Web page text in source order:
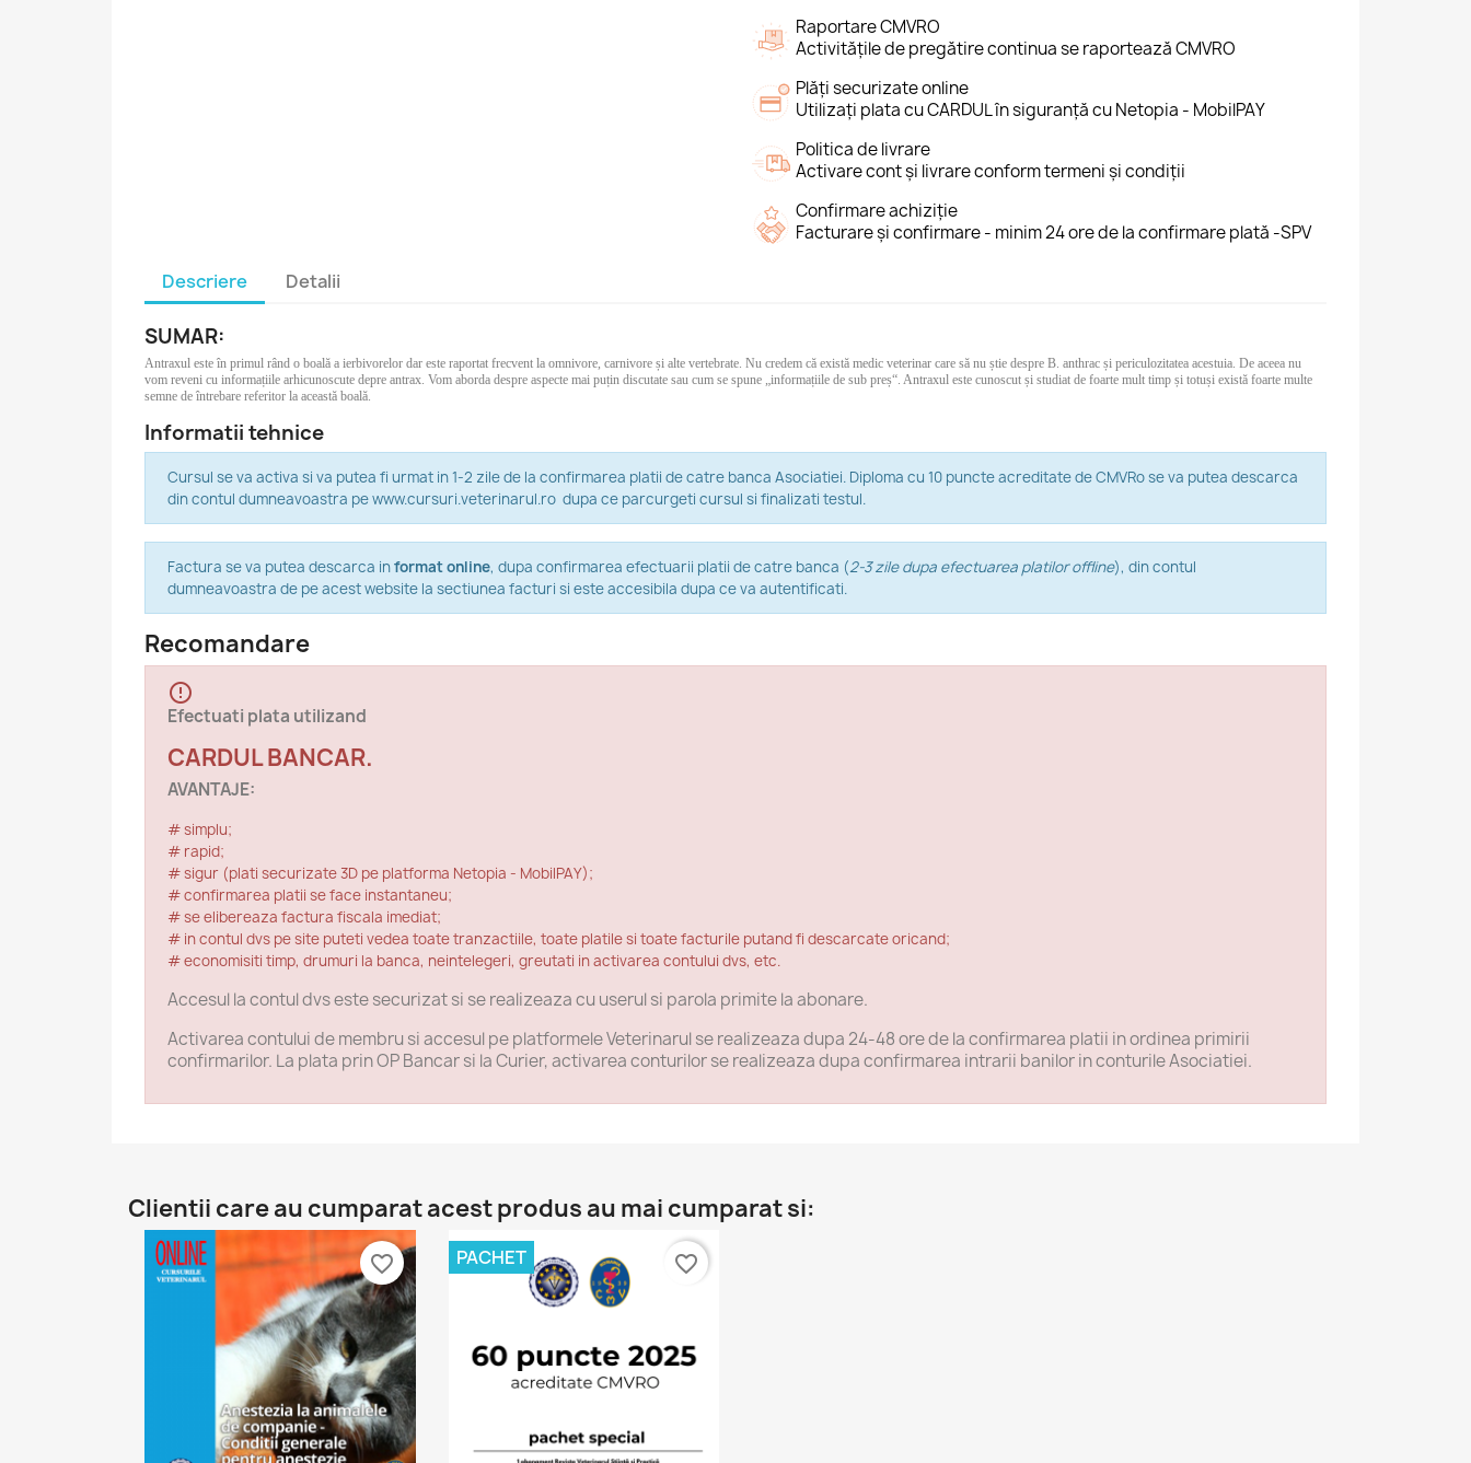
Raportare CMVRO
Activitățile de pregătire continua se raportează CMVRO
Plăți securizate online
Utilizați plata cu CARDUL în siguranță cu Netopia - MobilPAY
Politica de livrare
Activare cont și livrare conform termeni și condiții
Confirmare achiziție
Facturare și confirmare - minim 24 ore de la confirmare plată -SPV
Descriere Detalii
SUMAR:
Antraxul este în primul rând o boală a ierbivorelor dar este raportat frecvent la omnivore, carnivore și alte vertebrate. Nu credem că există medic veterinar care să nu știe despre B. anthrac și periculozitatea acestuia. De aceea nu
vom reveni cu informațiile arhicunoscute depre antrax. Vom aborda despre aspecte mai puțin discutate sau cum se spune „informațiile de sub preș“. Antraxul este cunoscut și studiat de foarte mult timp și totuși există foarte multe
semne de întrebare referitor la această boală.
Informatii tehnice
Cursul se va activa si va putea fi urmat in 1-2 zile de la confirmarea platii de catre banca Asociatiei. Diploma cu 10 puncte acreditate de CMVRo se va putea descarca
din contul dumneavoastra pe www.cursuri.veterinarul.ro dupa ce parcurgeti cursul si finalizati testul.
Factura se va putea descarca informat online, dupa confirmarea efectuarii platii de catre banca (2-3 zile dupa efectuarea platilor offline), din contul
dumneavoastra de pe acest website la sectiunea facturi si este accesibila dupa ce va autentificati.
Recomandare
error_outline
Efectuati plata utilizand
CARDUL BANCAR.
AVANTAJE:
# simplu;
# rapid;
# sigur (plati securizate 3D pe platforma Netopia - MobilPAY);
# confirmarea platii se face instantaneu;
# se elibereaza factura fiscala imediat;
# in contul dvs pe site puteti vedea toate tranzactiile, toate platile si toate facturile putand fi descarcate oricand;
# economisiti timp, drumuri la banca, neintelegeri, greutati in activarea contului dvs, etc.
Accesul la contul dvs este securizat si se realizeaza cu userul si parola primite la abonare.
Activarea contului de membru si accesul pe platformele Veterinarul se realizeaza dupa 24-48 ore de la confirmarea platii in ordinea primirii
confirmarilor. La plata prin OP Bancar si la Curier, activarea conturilor se realizeaza dupa confirmarea intrarii banilor in conturile Asociatiei.
Clientii care au cumparat acest produs au mai cumparat si:
favorite_border PACHET favorite_border